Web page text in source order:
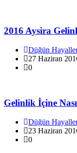
2016 Aysira
Düğün
27 Haziran
0
Gelinlik İçine
Düğün
23 Haziran
0